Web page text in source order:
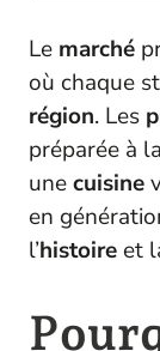
Le marché
où chaque
région. Les
préparée à
unecuisine
en
l’histoire et